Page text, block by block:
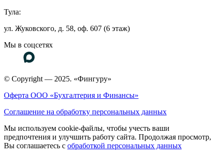
Тула:
ул. Жуковского, д. 58, оф. 607 (6 этаж)
Мы в соцсетях
© Copyright — 2025. «Фингуру»
Оферта ООО «Бухгалтерия и Финансы»
Соглашение на обработку персональных данных
Мы используем cookie-файлы, чтобы учесть ваши
предпочтения и улучшить работу сайта. Продолжая просмотр,
Вы соглашаетесь с обработкой персональных данных